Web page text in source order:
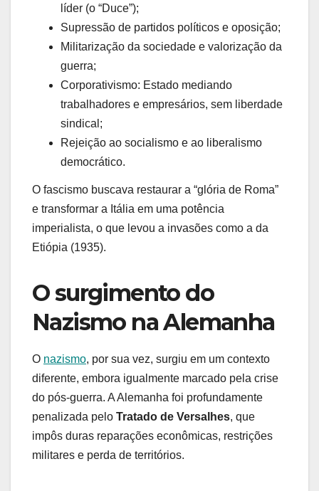
líder (o “Duce”);
Supressão de partidos políticos e oposição;
Militarização da sociedade e valorização da
guerra;
Corporativismo: Estado mediando
trabalhadores e empresários, sem liberdade
sindical;
Rejeição ao socialismo e ao liberalismo
democrático.
O fascismo buscava restaurar a “glória de Roma”
e transformar a Itália em uma potência
imperialista, o que levou a invasões como a da
Etiópia (1935).
O surgimento do
Nazismo na Alemanha
O nazismo, por sua vez, surgiu em um contexto
diferente, embora igualmente marcado pela crise
do pós-guerra. A Alemanha foi profundamente
penalizada pelo Tratado de Versalhes, que
impôs duras reparações econômicas, restrições
militares e perda de territórios.